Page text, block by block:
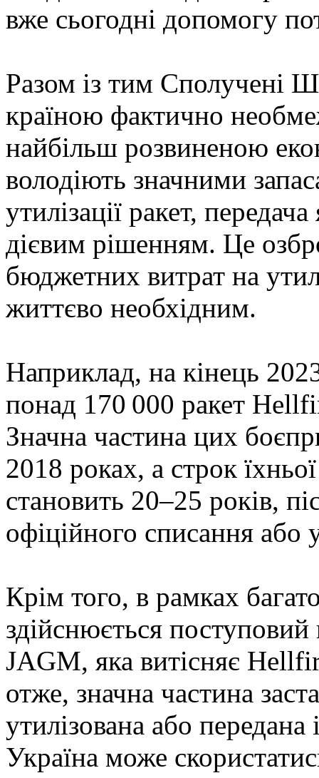
вже сьогодні допомогу
Разом із тим Сполучені
країною фактично
найбільш розвиненою
володіють значними
утилізації ракет,
дієвим рішенням. Це
бюджетних витрат на
життєво необхідним.
Наприклад, на кінець
понад 170 000 ракет
Значна частина цих
2018 роках, а строк
становить 20–25 років,
офіційного списання або
Крім того, в рамках
здійснюється
JAGM, яка витісняє
отже, значна частина
утилізована або
Україна може